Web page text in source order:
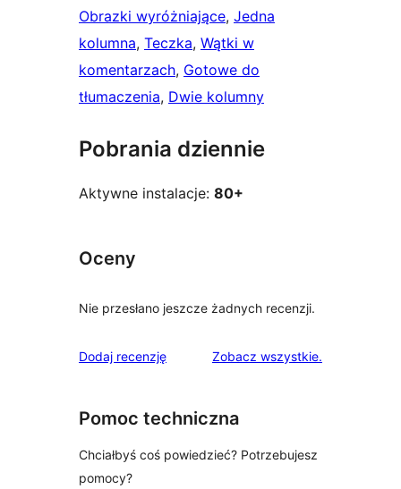
Obrazki wyróżniające, Jedna
kolumna, Teczka, Wątki w
komentarzach, Gotowe do
tłumaczenia, Dwie kolumny
Pobrania dziennie
Aktywne instalacje: 80+
Oceny
Nie przesłano jeszcze żadnych recenzji.
Dodaj recenzję Zobacz wszystkierecenzje
.
Pomoc techniczna
Chciałbyś coś powiedzieć? Potrzebujesz
pomocy?